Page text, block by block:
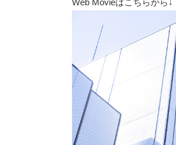
Web Movieはこちらから↓